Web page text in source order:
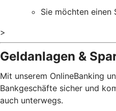
Sie möchten einen
>
Geldanlagen &
Mit unserem OnlineBanking
Bankgeschäfte sicher und
auch unterwegs.